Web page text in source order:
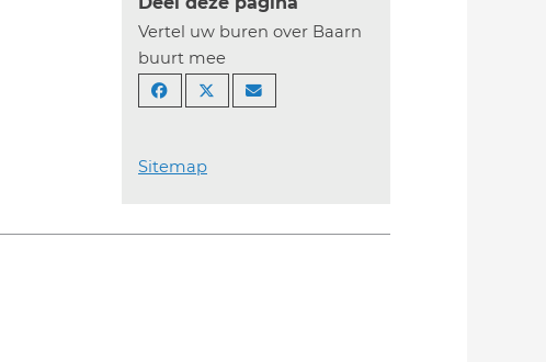
Vertel uw buren over Baarn
buurt mee
Sitemap